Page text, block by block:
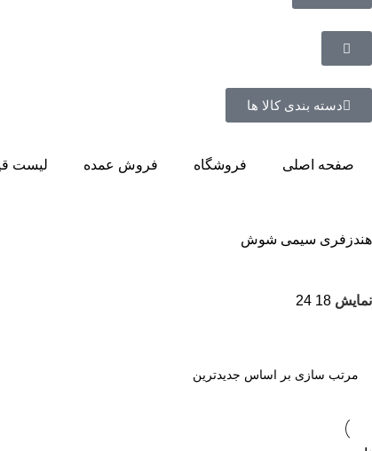
دسته بندی کالا ها
صفحه اصلی فروشگاه فروش عمده لیست
هندزفری سیمی شوش
نمایش 18
24